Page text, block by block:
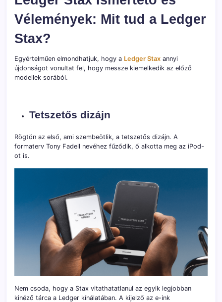
Vélemények: Mit tud a Ledger
Stax?
Egyértelműen elmondhatjuk, hogy a Ledger Stax annyi
újdonságot vonultat fel, hogy messze kiemelkedik az előző
modellek sorából.
Tetszetős dizájn
Rögtön az első, ami szembeötlik, a tetszetős dizájn. A
formaterv Tony Fadell nevéhez fűződik, ő alkotta meg az iPod-
ot is.
Nem csoda, hogy a Stax vitathatatlanul az egyik legjobban
kinéző tárca a Ledger kínálatában. A kijelző az e-ink